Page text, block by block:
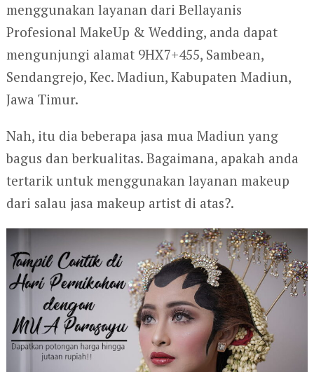
menggunakan layanan dari Bellayanis
Profesional MakeUp & Wedding, anda dapat
mengunjungi alamat 9HX7+455, Sambean,
Sendangrejo, Kec. Madiun, Kabupaten Madiun,
Jawa Timur.
Nah, itu dia beberapa jasa mua Madiun yang
bagus dan berkualitas. Bagaimana, apakah anda
tertarik untuk menggunakan layanan makeup
dari salau jasa makeup artist di atas?.